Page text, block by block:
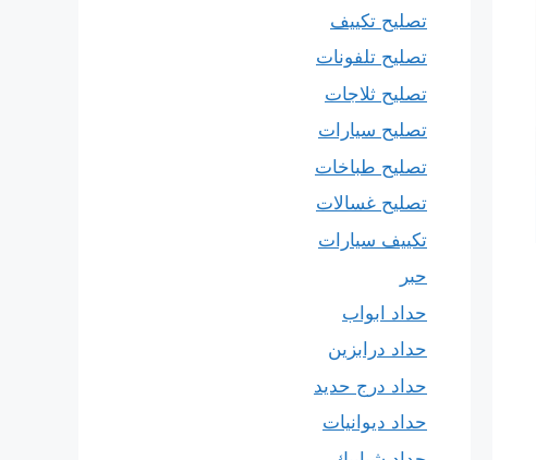
تصليح تكييف
تصليح تلفونات
تصليح ثلاجات
تصليح سيارات
تصليح طباخات
تصليح غسالات
تكييف سيارات
حبر
حداد ابواب
حداد درابزين
حداد درج حديد
حداد ديوانيات